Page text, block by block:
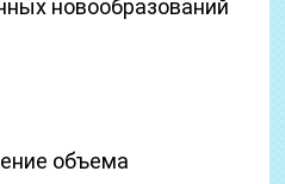
новообразований
объема